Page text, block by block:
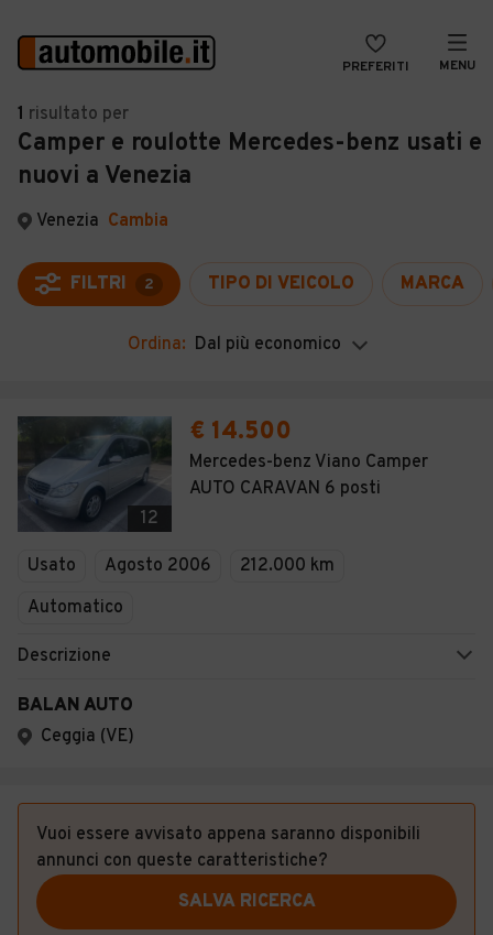
PREFERITI MENU
Auto
Auto usate
Auto Km 0
Auto Nuove
Moto
Camper
Veicoli Commerciali
VENDI
MAGAZINE
ACCEDI
1 risultato per
Camper e roulotte Mercedes-benz usati e
nuovi a Venezia
Venezia Cambia
FILTRI 2 TIPO DI VEICOLO MARCA
Ordina: Dal più economico
12
€ 14.500
Mercedes-benz Viano Camper
AUTO CARAVAN 6 posti
Usato Agosto 2006
212.000 km
Automatico
Descrizione
BALAN AUTO
Ceggia (VE)
Vuoi essere avvisato appena saranno disponibili
annunci con queste caratteristiche?
SALVA RICERCA